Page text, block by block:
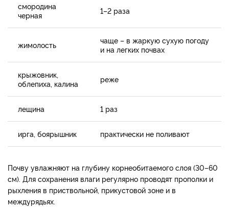
смородина
черная
1–2 раза
жимолость
чаще – в жаркую сухую погоду
и на легких почвах
крыжовник,
облепиха, калина
реже
лещина 1 раз
ирга, боярышник практически не поливают
Почву увлажняют на глубину корнеобитаемого слоя (30–60
см). Для сохранения влаги регулярно проводят прополки и
рыхления в приствольной, прикустовой зоне и в
междурядьях.